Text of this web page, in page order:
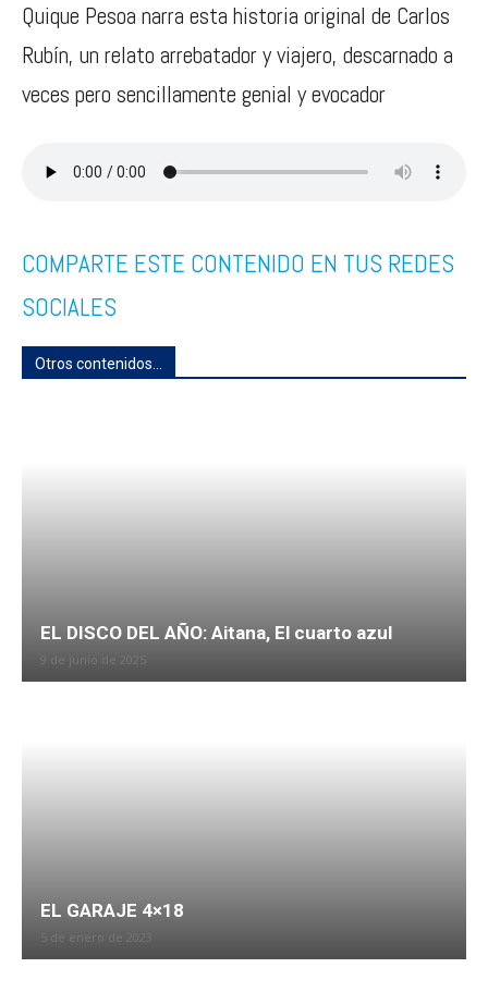
Quique Pesoa narra esta historia original de Carlos
Rubín, un relato arrebatador y viajero, descarnado a
veces pero sencillamente genial y evocador
COMPARTE ESTE CONTENIDO EN TUS REDES
SOCIALES
Otros contenidos...
EL DISCO DEL AÑO: Aitana, El cuarto azul
9 de junio de 2025
EL GARAJE 4×18
5 de enero de 2023